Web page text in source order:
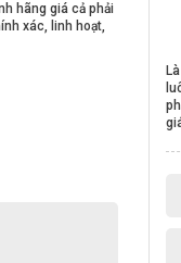
hãng giá cả phải
xác, linh hoạt,